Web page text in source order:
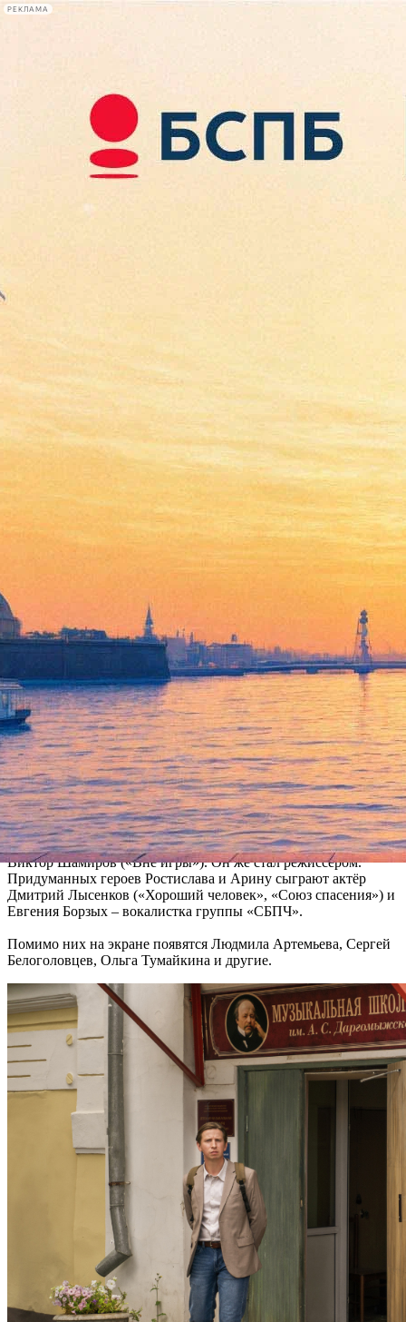
РЕКЛАМА
Сегодня:
2026.08.08
14:15
Афиша Plus
Ксения Кутепова и Дмитрий
Лысенков сыграют в сериале
об отношениях людей живых
и придуманных
Версия для печати
Канал «Супер» начал работу над сериалом о паре
сценаристов, которые после расставания вынуждены
сосуществовать на одной площадке и снимать романтическую
ленту. При этом свои проблемы они невольно переносят на
выдуманную историю, хотя та, по законам жанра, и должна
закончиться счастливо.
Как 17 августа сообщили представители телеканала, главные
роли в проекте, получившем название «Большая секунда»,
исполнят Ксения Кутепова («Дылда», «Без свидетелей») и
Виктор Шамиров («Вне игры»). Он же стал режиссёром.
Придуманных героев Ростислава и Арину сыграют актёр
Дмитрий Лысенков («Хороший человек», «Союз спасения») и
Евгения Борзых – вокалистка группы «СБПЧ».
Помимо них на экране появятся Людмила Артемьева, Сергей
Белоголовцев, Ольга Тумайкина и другие.